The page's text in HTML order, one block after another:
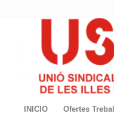
INICIO Ofertes Treball